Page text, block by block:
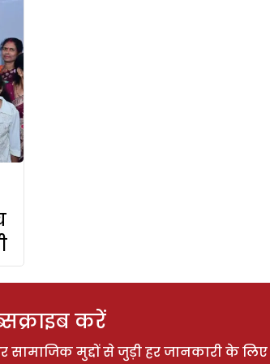
करें
सामाजिक मुद्दों से जुड़ी हर जानकारी के